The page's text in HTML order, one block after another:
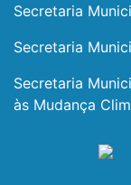
Secretaria
Secretaria
Secretaria
às Mudança